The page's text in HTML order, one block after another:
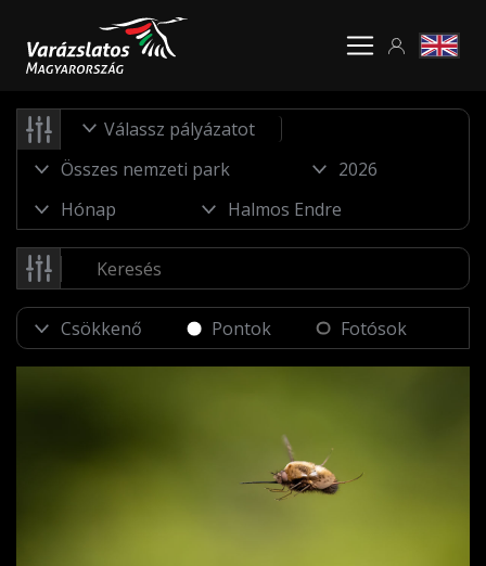
Válassz pályázatot
Pontok Fotósok